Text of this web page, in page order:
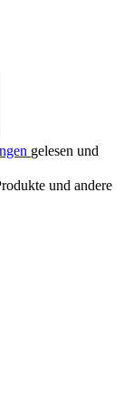
gelesen und
und andere